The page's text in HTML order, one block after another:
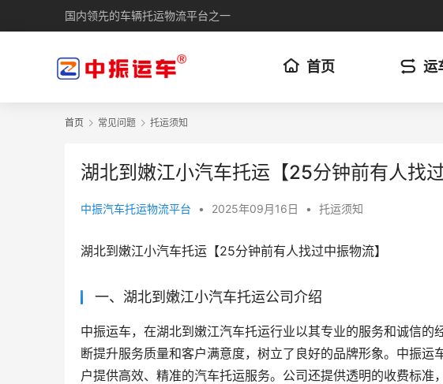
国内领先的车辆托运物流平台之一
首页 运
首页 常见问题 托运须知
湖北到嫩江小汽车托运【25分钟前有人找过
中振汽车托运物流平台 • 2025年09月16日 • 托运须知
湖北到嫩江小汽车托运【25分钟前有人找过中振物流】
一、湖北到嫩江小汽车托运公司介绍
中振运车，在湖北到嫩江汽车托运行业以其专业的服务和诚信
断提升服务质量和客户满意度，树立了良好的品牌形象。中振
户提供高效、精准的汽车托运服务。公司还提供透明的收费标